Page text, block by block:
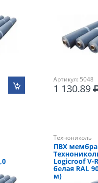
Артикул: 5048
1 130.89
Технониколь
ПВХ
Logicroof V-
белая RAL
м)